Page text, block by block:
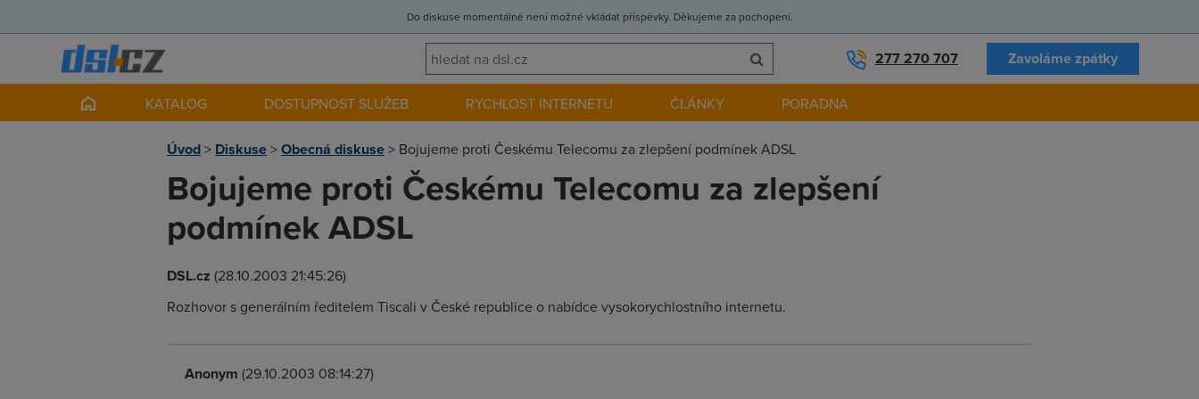
Do diskuse momentálně není možné vkládat příspěvky. Děkujeme za pochopení.
277 270 707 Zavoláme zpátky
KATALOG DOSTUPNOST SLUŽEB RYCHLOST INTERNETU ČLÁNKY PORADNA
Úvod> Diskuse>Obecná diskuse> Bojujeme proti Českému Telecomu za zlepšení podmínek ADSL
Bojujeme proti Českému Telecomu za zlepšení
podmínek ADSL
DSL.cz (28.10.2003 21:45:26)
Rozhovor s generálním ředitelem Tiscali v České republice o nabídce vysokorychlostního internetu.
Anonym (29.10.2003 08:14:27)